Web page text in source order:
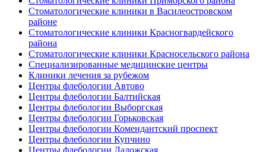
Стоматологические клиники в Василеостровском
районе
Стоматологические клиники Красногвардейского
района
Стоматологические клиники Красносельского района
Специализированные медицинские центры
Клиники лечения за рубежом
Центры флебологии Автово
Центры флебологии Балтийская
Центры флебологии Выборгская
Центры флебологии Горьковская
Центры флебологии Комендантский проспект
Центры флебологии Купчино
Центры флебологии Ладожская